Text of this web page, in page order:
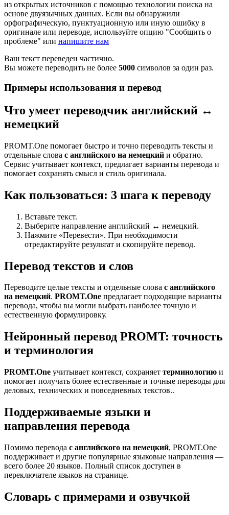
из открытых источников с помощью технологии поиска на
основе двуязычных данных. Если вы обнаружили
орфографическую, пунктуационную или иную ошибку в
оригинале или переводе, используйте опцию "Сообщить о
проблеме" или напишите нам
Ваш текст переведен частично.
Вы можете переводить не более 5000 символов за один раз.
Примеры использования и перевод
Что умеет переводчик английский ↔
немецкий
PROMT.One помогает быстро и точно переводить тексты и
отдельные слова с английского на немецкий и обратно.
Сервис учитывает контекст, предлагает варианты перевода и
помогает сохранять смысл и стиль оригинала.
Как пользоваться: 3 шага к переводу
Вставьте текст.
Выберите направление английский ↔ немецкий.
Нажмите «Перевести». При необходимости
отредактируйте результат и скопируйте перевод.
Перевод текстов и слов
Переводите целые тексты и отдельные слова с английского
на немецкий. PROMT.One предлагает подходящие варианты
перевода, чтобы вы могли выбрать наиболее точную и
естественную формулировку.
Нейронный перевод PROMT: точность
и терминология
PROMT.One учитывает контекст, сохраняет терминологию и
помогает получать более естественные и точные переводы для
деловых, технических и повседневных текстов..
Поддерживаемые языки и
направления перевода
Помимо перевода с английского на немецкий, PROMT.One
поддерживает и другие популярные языковые направления —
всего более 20 языков. Полный список доступен в
переключателе языков на странице.
Словарь с примерами и озвучкой